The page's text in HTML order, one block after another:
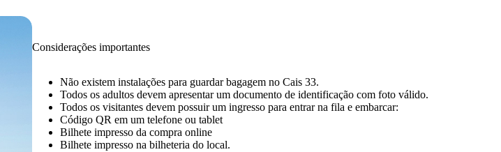
Considerações importantes
Não existem instalações para guardar bagagem no Cais 33.
Todos os adultos devem apresentar um documento de identificação com foto válido.
Todos os visitantes devem possuir um ingresso para entrar na fila e embarcar:
Código QR em um telefone ou tablet
Bilhete impresso da compra online
Bilhete impresso na bilheteria do local.